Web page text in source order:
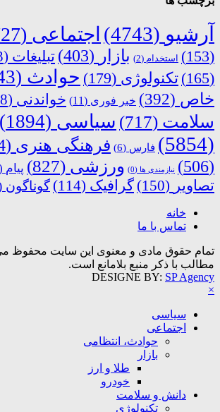
آرشیو (4743) اجتماعی (2727)
(153)
استخدام (2) بازار (403) تبلیغات (123)
(165)
تکنولوژی (179) حوادث (2343)
خاص (392) خبر فوری (11) خواندنی (148)
سلامت (717) سیاسی (1894)
(5854)
فارس (6) فرهنگی هنری (484)
(506)
نیازمندی ها (0) ورزشی (827) پیام
تصاویر (150) گرافیک (114) گوناگون
خانه
تماس با ما
تمام حقوق مادی و معنوی این سایت محفوظ می
مطالب با ذکر منبع بلامانع است.
DESIGNE BY: SP Agency
×
سیاسی
اجتماعی
حوادث، انتظامی
بازار
طلا و ارز
خودرو
دانش و سلامت
تکنولوژی